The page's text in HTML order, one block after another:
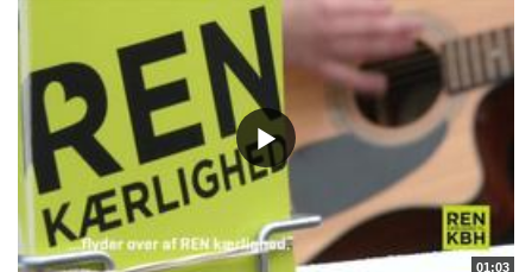
01:03